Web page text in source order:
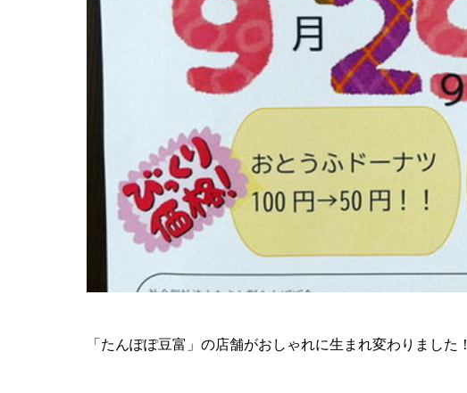
「たんぽぽ豆富」の店舗がおしゃれに生まれ変わりました！